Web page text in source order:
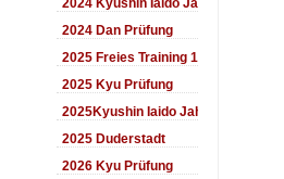
2024 Kyushin Iaido Jahrestreffen
2024 Dan Prüfung
2025 Freies Training 17:00-18:00 Uhr
2025 Kyu Prüfung
2025Kyushin Iaido Jahrestreffen
2025 Duderstadt
2026 Kyu Prüfung